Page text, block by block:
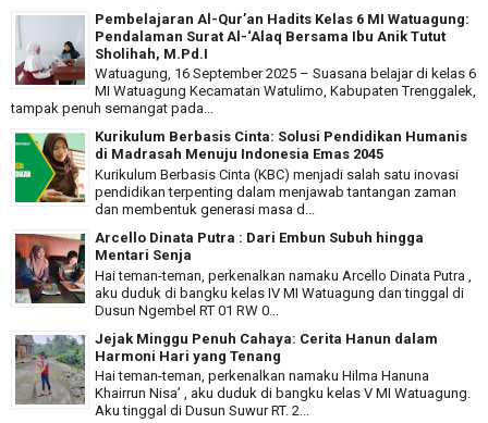
Pembelajaran Al-Qur’an Hadits Kelas 6 MI Watuagung:
Pendalaman Surat Al-‘Alaq Bersama Ibu Anik Tutut
Sholihah, M.Pd.I
Watuagung, 16 September 2025 – Suasana belajar di kelas 6
MI Watuagung Kecamatan Watulimo, Kabupaten Trenggalek,
tampak penuh semangat pada...
Kurikulum Berbasis Cinta: Solusi Pendidikan Humanis
di Madrasah Menuju Indonesia Emas 2045
Kurikulum Berbasis Cinta (KBC) menjadi salah satu inovasi
pendidikan terpenting dalam menjawab tantangan zaman
dan membentuk generasi masa d...
Arcello Dinata Putra : Dari Embun Subuh hingga
Mentari Senja
Hai teman-teman, perkenalkan namaku Arcello Dinata Putra ,
aku duduk di bangku kelas IV MI Watuagung dan tinggal di
Dusun Ngembel RT 01 RW 0...
Jejak Minggu Penuh Cahaya: Cerita Hanun dalam
Harmoni Hari yang Tenang
Hai teman-teman, perkenalkan namaku Hilma Hanuna
Khairrun Nisa’ , aku duduk di bangku kelas V MI Watuagung.
Aku tinggal di Dusun Suwur RT. 2...